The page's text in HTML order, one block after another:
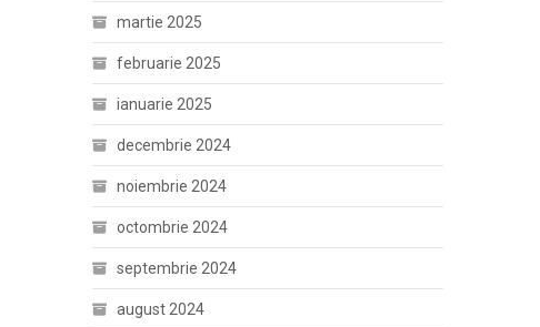
martie 2025
februarie 2025
ianuarie 2025
decembrie 2024
noiembrie 2024
octombrie 2024
septembrie 2024
august 2024